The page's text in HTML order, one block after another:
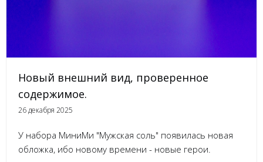
Новый внешний вид, проверенное
содержимое.
26 декабря 2025
У набора МиниМи "Мужская соль" появилась новая
обложка, ибо новому времени - новые герои.